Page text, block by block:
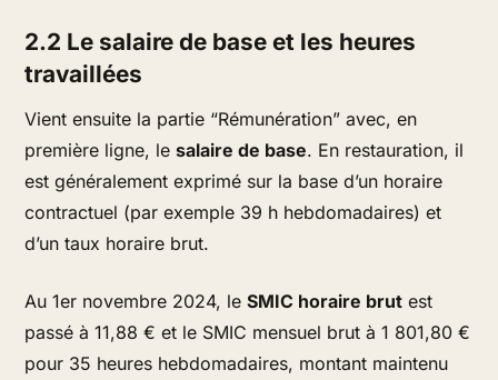
2.2 Le salaire de base et les heures
travaillées
Vient ensuite la partie “Rémunération” avec, en
première ligne, lesalaire de base. En restauration, il
est généralement exprimé sur la base d’un horaire
contractuel (par exemple 39 h hebdomadaires) et
d’un taux horaire brut.
Au 1er novembre 2024, leSMIC horaire brut est
passé à 11,88 € et le SMIC mensuel brut à 1 801,80 €
pour 35 heures hebdomadaires, montant maintenu